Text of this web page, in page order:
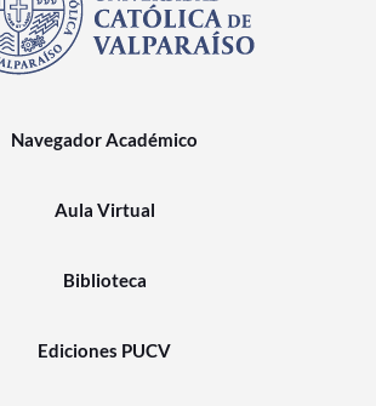
Navegador Académico
Aula Virtual
Biblioteca
Ediciones PUCV